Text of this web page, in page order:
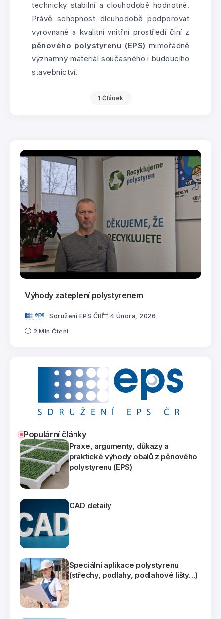
technicky stabilní a dlouhodobě hodnotné.
Právě schopnost dlouhodobě podporovat
vyrovnané a kvalitní vnitřní prostředí činí z
pěnového polystyrenu (EPS) mimořádně
významný materiál současného i budoucího
stavebnictví.
1 Článek
Výhody zateplení polystyrenem
Sdružení EPS ČR 4 Února, 2026
2 Min Čtení
Populární články
Praxe, argumenty, důkazy a
praktické výhody obalů z pěnového
polystyrenu (EPS)
CAD detaily
Speciální aplikace polystyrenu
(střechy, podlahy, podlahové lišty…)